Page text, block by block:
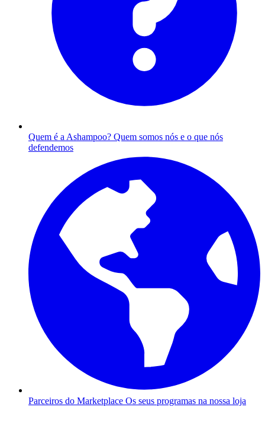
Quem é a Ashampoo? Quem somos nós e o que nós
defendemos
Parceiros do Marketplace Os seus programas na nossa loja